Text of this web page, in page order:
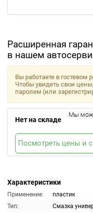
Расширенная
в нашем
Характеристики
Применение:
пластик
Тип:
Смазка
Вы работаете в
Чтобы увидеть свои
паролем (или
Нет на складе
Мы
Посмотреть цены и